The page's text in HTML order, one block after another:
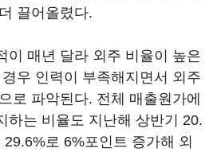
끌어올렸다.
이 매년 달라 외주 비율이 높은
우 인력이 부족해지면서 외주
로 파악된다. 전체 매출원가에
하는 비율도 지난해 상반기 20.
로 6%포인트 증가해 외